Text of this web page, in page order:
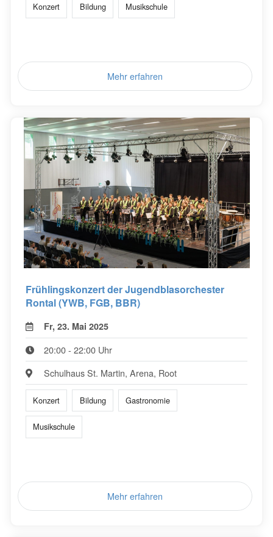
Konzert Bildung Musikschule
Mehr erfahren
Frühlingskonzert der Jugendblasorchester
Rontal (YWB, FGB, BBR)
Fr, 23. Mai 2025
20:00 - 22:00 Uhr
Schulhaus St. Martin, Arena, Root
Konzert Bildung Gastronomie
Musikschule
Mehr erfahren